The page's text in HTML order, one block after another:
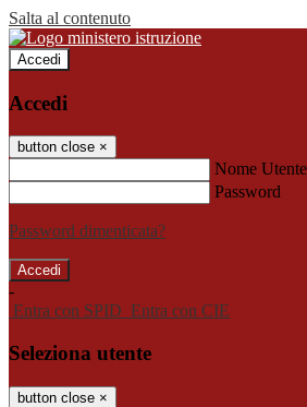
Salta al contenuto
Accedi
Accedi
button close ×
Nome Utente
Password
Password dimenticata?
-
Entra con SPID Entra con CIE
Seleziona utente
button close ×